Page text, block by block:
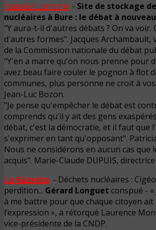
France3 Lorraine - Site de stockage
nucléaires à Bure : le débat à
"Y aura-t-il d'autres débats ? On va voir.
d'autres formes". Jacques Archambault,
de la Commission nationale du débat
"Y'en a marre qu'on nous prenne pour
avez beau faire couler le pognon à flot
communes, plus personne ne croit à
Jean-Luc Bozon.
"Je pense qu'empêcher le débat est
comprends qu'il y ait des gens
débat, c'est la démocratie, et il faut que
s'exprimer en tant qu'opposant".
Nous ne considérons en aucun cas que
acquis". Marie-Claude DUPUIS,
La Gazette - Déchets nucléaires :
perdition... Gérard Longuet conspué -
à me battre pour que chaque citoyen ait
l’expression », a rétorqué Laurence
vice-présidente de la CNDP.